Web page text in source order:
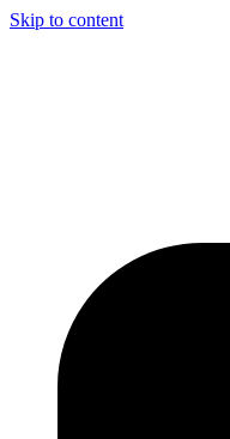
Skip to content